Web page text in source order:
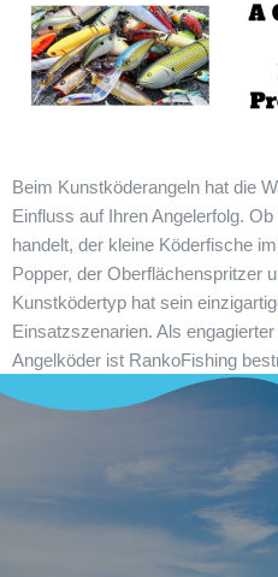
Beim Kunstköderangeln hat die
Einfluss auf Ihren Angelerfolg.
handelt, der kleine Köderfische
Popper, der Oberflächenspritzer
Kunstködertyp hat sein
Einsatzszenarien. Als
Angelköder ist RankoFishing